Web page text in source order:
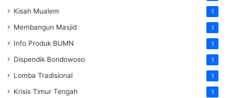
Kisah Mualem 1
Membangun Masjid 1
Info Produk BUMN 1
Dispendik Bondowoso 1
Lomba Tradisional 1
Krisis Timur Tengah 1